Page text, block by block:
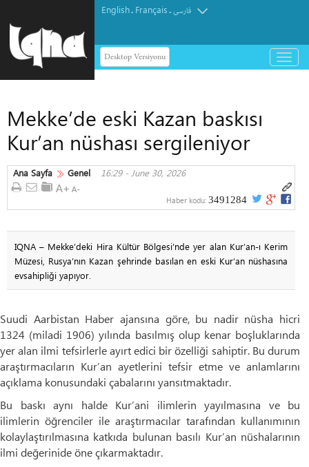
English. Français.فارسی
Desktop Versiyonu
باز
و
Mekke’de eski Kazan baskısı
Kur’an nüshası sergileniyor
Ana Sayfa Genel 16:29 - June 30, 2026
Haber kodu: 3491284
IQNA – Mekke’deki Hira Kültür Bölgesi’nde yer alan Kur’an-ı Kerim
Müzesi, Rusya’nın Kazan şehrinde basılan en eski Kur’an nüshasına
evsahipliği yapıyor.
Suudi Aarbistan Haber ajansına göre, bu nadir nüsha hicri
1324 (miladi 1906) yılında basılmış olup kenar boşluklarında
yer alan ilmi tefsirlerle ayırt edici bir özelliği sahiptir. Bu durum
araştırmacıların Kur’an ayetlerini tefsir etme ve anlamlarını
açıklama konusundaki çabalarını yansıtmaktadır.
Bu baskı aynı halde Kur’ani ilimlerin yayılmasına ve bu
ilimlerin öğrenciler ile araştırmacılar tarafından kullanımının
kolaylaştırılmasına katkıda bulunan basılı Kur’an nüshalarının
ilmi değerinide öne çıkarmaktadır.